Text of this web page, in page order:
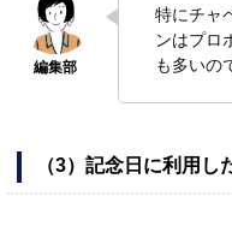
特にチャ
ンはプロ
も多いの
（3）記念日に利用し